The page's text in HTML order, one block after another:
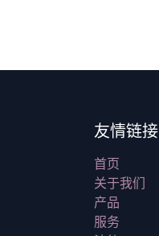
友情链接
首页
关于我们
产品
服务